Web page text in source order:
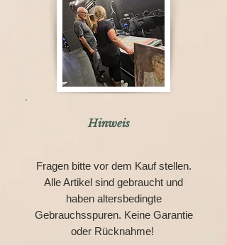
Hinweis
Fragen bitte vor dem Kauf stellen.
Alle Artikel sind gebraucht und
haben altersbedingte
Gebrauchsspuren. Keine Garantie
oder Rücknahme!